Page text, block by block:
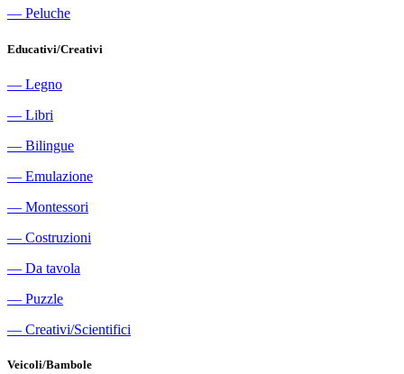
― Peluche
Educativi/Creativi
― Legno
― Libri
― Bilingue
― Emulazione
― Montessori
― Costruzioni
― Da tavola
― Puzzle
― Creativi/Scientifici
Veicoli/Bambole